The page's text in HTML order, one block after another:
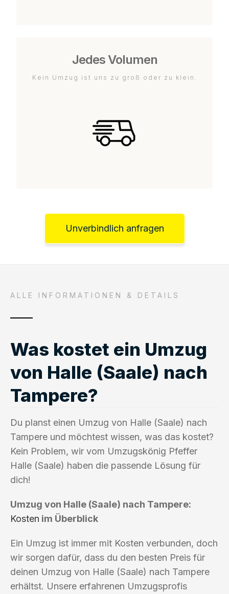
Jedes Volumen
Kein Umzug ist uns zu groß oder zu klein.
Unverbindlich anfragen
ALLE INFORMATIONEN & DETAILS
Was kostet ein Umzug
von Halle (Saale) nach
Tampere?
Du planst einen Umzug von Halle (Saale) nach
Tampere und möchtest wissen, was das kostet?
Kein Problem, wir vom Umzugskönig Pfeffer
Halle (Saale) haben die passende Lösung für
dich!
Umzug von Halle (Saale) nach Tampere:
Kosten im Überblick
Ein Umzug ist immer mit Kosten verbunden, doch
wir sorgen dafür, dass du den besten Preis für
deinen Umzug von Halle (Saale) nach Tampere
erhältst. Unsere erfahrenen Umzugsprofis